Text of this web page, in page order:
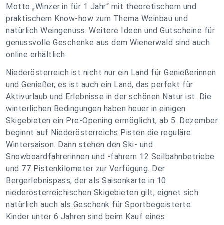
Motto „Winzer:in für 1 Jahr“ mit theoretischem und
praktischem Know-how zum Thema Weinbau und
natürlich Weingenuss. Weitere Ideen und Gutscheine für
genussvolle Geschenke aus dem Wienerwald sind auch
online erhältlich.
Niederösterreich ist nicht nur ein Land für Genießerinnen
und Genießer, es ist auch ein Land, das perfekt für
Aktivurlaub und Erlebnisse in der schönen Natur ist. Die
winterlichen Bedingungen haben heuer in einigen
Skigebieten ein Pre-Opening ermöglicht; ab 5. Dezember
beginnt auf Niederösterreichs Pisten die reguläre
Wintersaison. Dann stehen den Ski- und
Snowboardfahrerinnen und -fahrern 12 Seilbahnbetriebe
und 77 Pistenkilometer zur Verfügung. Der
Bergerlebnispass, der als Saisonkarte in 10
niederösterreichischen Skigebieten gilt, eignet sich
natürlich auch als Geschenk für Sportbegeisterte.
Kinder unter 6 Jahren sind beim Kauf eines